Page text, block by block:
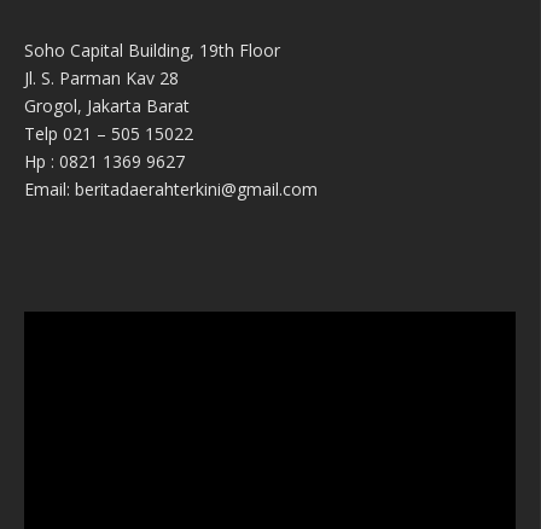
Soho Capital Building, 19th Floor
Jl. S. Parman Kav 28
Grogol, Jakarta Barat
Telp 021 – 505 15022
Hp : 0821 1369 9627
Email: beritadaerahterkini@gmail.com